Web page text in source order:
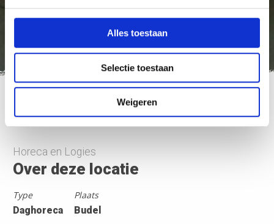
Alles toestaan
Selectie toestaan
Weigeren
Nederland Fietsland > De Coockpit, Kempen Airport
Horeca en Logies
Over deze locatie
Type
Daghoreca
Plaats
Budel